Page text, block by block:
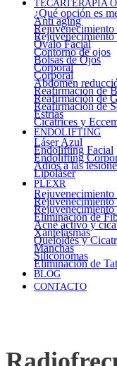
TECARTERAPIA
¿Qué opción es
Anti aging
Rejuvenecimiento
Rejuvenecimiento
Óvalo Facial
Contorno de ojos
Bolsas de Ojos
Corporal
Corporal
Abdomen
Reafirmación de
Reafirmación de
Reafirmación de
Estrías
Cicatrices y
ENDOLIFTING
Láser Azul
Endolifting Facial
Endolifting
Adiós a las
Lipoláser
PLEXR
Rejuvenecimiento
Rejuvenecimiento
Eliminación de
Acné activo y
Xantelasmas
Queloides y
Manchas
Siliconomas
Eliminación de
BLOG
CONTACTO